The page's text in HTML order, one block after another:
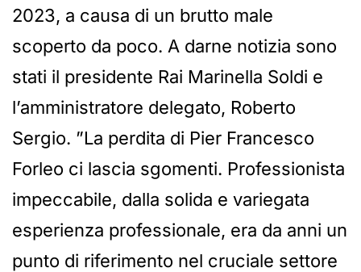
2023, a causa di un brutto male
scoperto da poco. A darne notizia sono
stati il presidente Rai Marinella Soldi e
l’amministratore delegato, Roberto
Sergio. ”La perdita di Pier Francesco
Forleo ci lascia sgomenti. Professionista
impeccabile, dalla solida e variegata
esperienza professionale, era da anni un
punto di riferimento nel cruciale settore